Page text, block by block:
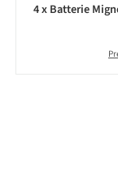
4 x Batterie